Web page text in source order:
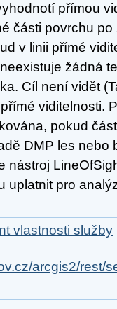
přímou
části povrchu
v linii přímé
žádná
Cíl není vidět
viditelnosti.
pokud
DMP les nebo
nástroj
uplatnit pro
vlastnosti služby
arcgis2/rest/